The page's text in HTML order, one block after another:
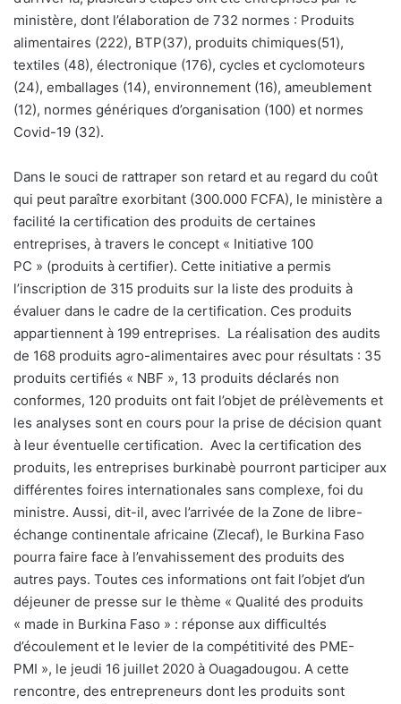
ministère, dont l’élaboration de 732 normes : Produits
alimentaires (222), BTP(37), produits chimiques(51),
textiles (48), électronique (176), cycles et cyclomoteurs
(24), emballages (14), environnement (16), ameublement
(12), normes génériques d’organisation (100) et normes
Covid-19 (32).
Dans le souci de rattraper son retard et au regard du coût
qui peut paraître exorbitant (300.000 FCFA), le ministère a
facilité la certification des produits de certaines
entreprises, à travers le concept « Initiative 100
PC » (produits à certifier). Cette initiative a permis
l’inscription de 315 produits sur la liste des produits à
évaluer dans le cadre de la certification. Ces produits
appartiennent à 199 entreprises. La réalisation des audits
de 168 produits agro-alimentaires avec pour résultats : 35
produits certifiés « NBF », 13 produits déclarés non
conformes, 120 produits ont fait l’objet de prélèvements et
les analyses sont en cours pour la prise de décision quant
à leur éventuelle certification. Avec la certification des
produits, les entreprises burkinabè pourront participer aux
différentes foires internationales sans complexe, foi du
ministre. Aussi, dit-il, avec l’arrivée de la Zone de libre-
échange continentale africaine (Zlecaf), le Burkina Faso
pourra faire face à l’envahissement des produits des
autres pays. Toutes ces informations ont fait l’objet d’un
déjeuner de presse sur le thème « Qualité des produits
« made in Burkina Faso » : réponse aux difficultés
d’écoulement et le levier de la compétitivité des PME-
PMI », le jeudi 16 juillet 2020 à Ouagadougou. A cette
rencontre, des entrepreneurs dont les produits sont